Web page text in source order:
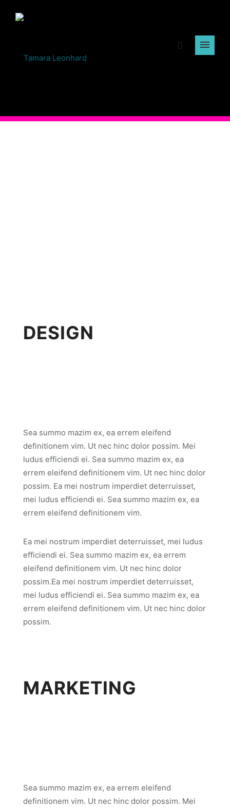
DESIGN
Sea summo mazim ex, ea errem eleifend
definitionem vim. Ut nec hinc dolor possim. Mei
ludus efficiendi ei. Sea summo mazim ex, ea
errem eleifend definitionem vim. Ut nec hinc dolor
possim. Ea mei nostrum imperdiet deterruisset,
mei ludus efficiendi ei. Sea summo mazim ex, ea
errem eleifend definitionem vim.
Ea mei nostrum imperdiet deterruisset, mei ludus
efficiendi ei. Sea summo mazim ex, ea errem
eleifend definitionem vim. Ut nec hinc dolor
possim.Ea mei nostrum imperdiet deterruisset,
mei ludus efficiendi ei. Sea summo mazim ex, ea
errem eleifend definitionem vim. Ut nec hinc dolor
possim.
MARKETING
Sea summo mazim ex, ea errem eleifend
definitionem vim. Ut nec hinc dolor possim. Mei